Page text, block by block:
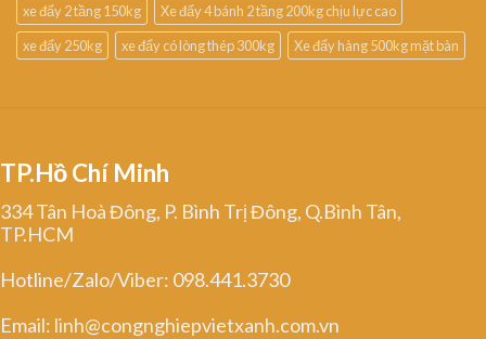
xe đẩy 2 tầng 150kg
Xe đẩy 4 bánh 2 tầng 200kg chịu lực cao
xe đẩy 250kg
xe đẩy có lòng thép 300kg Xe đẩy hàng 500kg mặt bàn
TP.Hồ Chí Minh
334 Tân Hoà Đông, P. Bình Trị Đông, Q.Bình Tân,
TP.HCM
Hotline/Zalo/Viber: 098.441.3730
Email: linh@congnghiepvietxanh.com.vn